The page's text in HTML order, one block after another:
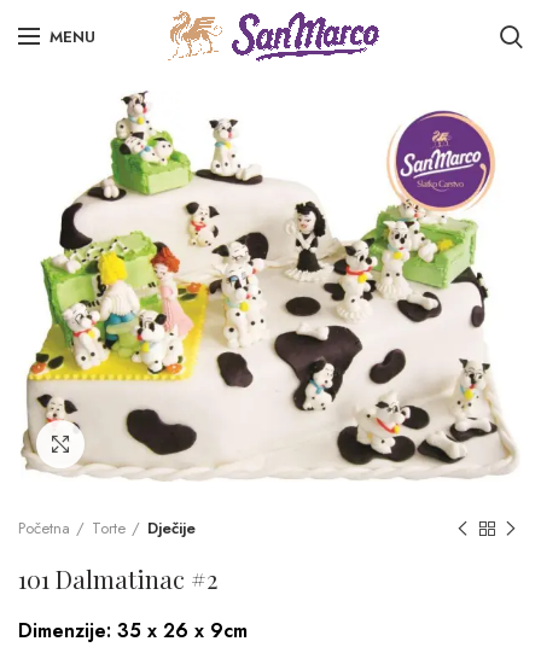
MENU
Click to enlarge
Početna Torte Dječije
101 Dalmatinac #2
Dimenzije: 35 x 26 x 9cm